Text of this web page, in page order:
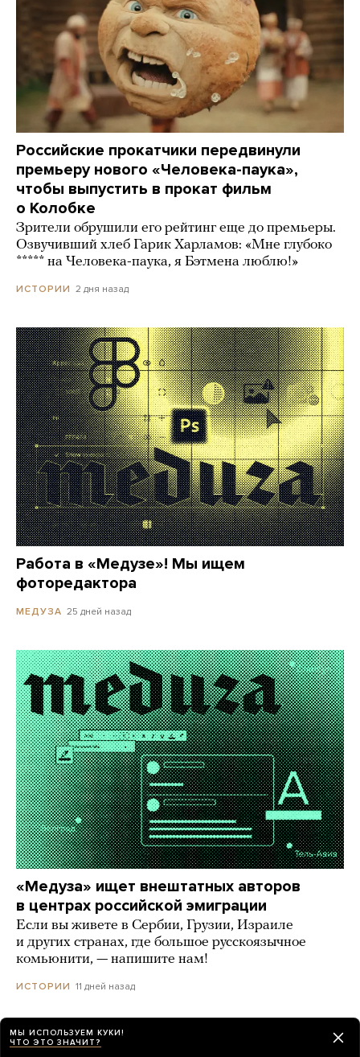
Российские прокатчики передвинули
премьеру нового «Человека-паука»,
чтобы выпустить в прокат фильм
о Колобке
Зрители обрушили его рейтинг еще до премьеры.
Озвучивший хлеб Гарик Харламов: «Мне глубоко
***** на Человека-паука, я Бэтмена люблю!»
ИСТОРИИ 2 дня назад
Работа в «Медузе»! Мы ищем
фоторедактора
МЕДУЗА 25 дней назад
«Медуза» ищет внештатных авторов
в центрах российской эмиграции
Если вы живете в Сербии, Грузии, Израиле
и других странах, где большое русскоязычное
комьюнити, — напишите нам!
ИСТОРИИ 11 дней назад
МЫ ИСПОЛЬЗУЕМ КУКИ!
ЧТО ЭТО ЗНАЧИТ?